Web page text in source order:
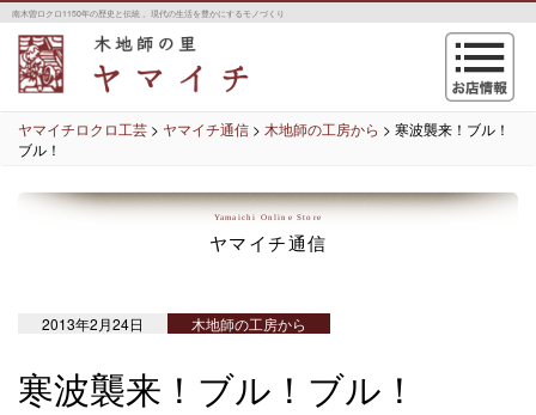
南木曽ロクロ1150年の歴史と伝統 。現代の生活を豊かにするモノづくり
navigation
ヤマイチロクロ工芸 > ヤマイチ通信 > 木地師の工房から > 寒波襲来！ブル！
ブル！
Yamaichi Online Store
ヤマイチ通信
2013年2月24日 木地師の工房から
寒波襲来！ブル！ブル！